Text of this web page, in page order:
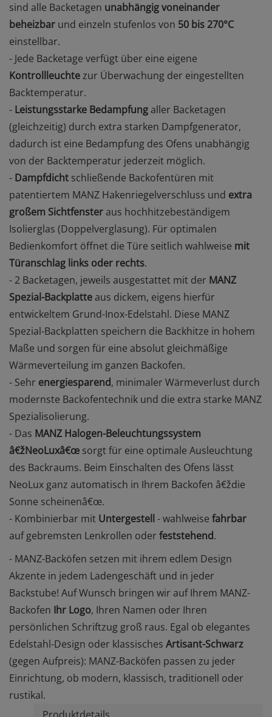
sind alle Backetagen unabhängig voneinander
beheizbar und einzeln stufenlos von 50 bis 270°C
einstellbar.
- Jede Backetage verfügt über eine eigene
Kontrollleuchtezur Überwachung der eingestellten
Backtemperatur.
- Leistungsstarke Bedampfungaller Backetagen
(gleichzeitig) durch extra starken Dampfgenerator,
dadurch ist eine Bedampfung des Ofens unabhängig
von der Backtemperatur jederzeit möglich.
- Dampfdicht schließende Backofentüren mit
patentiertem MANZ Hakenriegelverschluss und extra
großem Sichtfensteraus hochhitzebeständigem
Isolierglas (Doppelverglasung). Für optimalen
Bedienkomfort öffnet die Türe seitlich wahlweise mit
Türanschlag links oder rechts.
- 2 Backetagen, jeweils ausgestattet mit der MANZ
Spezial-Backplatteaus dickem, eigens hierfür
entwickeltem Grund-Inox-Edelstahl. Diese MANZ
Spezial-Backplatten speichern die Backhitze in hohem
Maße und sorgen für eine absolut gleichmäßige
Wärmeverteilung im ganzen Backofen.
- Sehr energiesparend, minimaler Wärmeverlust durch
modernste Backofentechnik und die extra starke MANZ
Spezialisolierung.
- Das MANZ Halogen-Beleuchtungssystem
â€žNeoLuxâ€œ sorgt für eine optimale Ausleuchtung
des Backraums. Beim Einschalten des Ofens lässt
NeoLux ganz automatisch in Ihrem Backofen â€ždie
Sonne scheinenâ€œ.
- Kombinierbar mit Untergestell - wahlweise fahrbar
auf gebremsten Lenkrollen oder feststehend.
- MANZ-Backöfen setzen mit ihrem edlem Design
Akzente in jedem Ladengeschäft und in jeder
Backstube! Auf Wunsch bringen wir auf Ihrem MANZ-
Backofen Ihr Logo, Ihren Namen oder Ihren
persönlichen Schriftzug groß raus. Egal ob elegantes
Edelstahl-Design oder klassisches Artisant-Schwarz
(gegen Aufpreis): MANZ-Backöfen passen zu jeder
Einrichtung, ob modern, klassisch, traditionell oder
rustikal.